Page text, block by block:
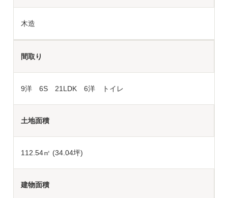
木造
間取り
9洋 6S 21LDK 6洋 トイレ
土地面積
112.54㎡ (34.04坪)
建物面積